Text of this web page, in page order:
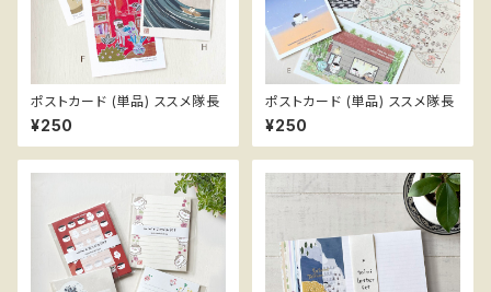
ポストカード (単品) ススメ隊長
¥250
ポストカード (単品) ススメ隊長
¥250